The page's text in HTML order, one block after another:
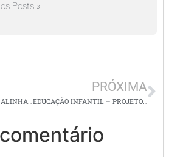
Posts »
5º ANO – PLANO ANUAL ALINHADO A BNCC – COMPONENTE CURRICULAR: CIÊNCIAS DA NATUREZA
PRÓXIMA
EDUCAÇÃO INFANTIL – PROJETOS: CIDADE DE MUITOS TONS